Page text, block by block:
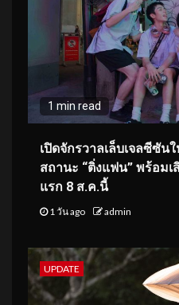
1 min read
เปิดจักรวาลเล็บเจลซีซัน
สถานะ “ติ่งแฟน” พร้อม
แรก 8 ส.ค.นี้
1 วัน ago admin
UPDATE